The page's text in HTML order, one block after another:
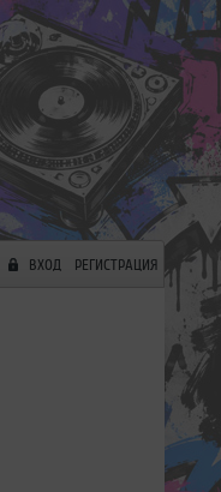
ВХОД РЕГИСТРАЦИЯ